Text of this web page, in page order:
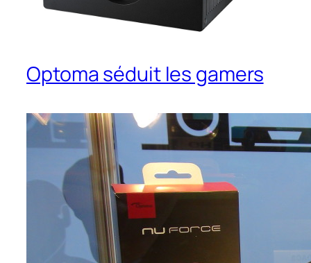
Optoma séduit les gamers